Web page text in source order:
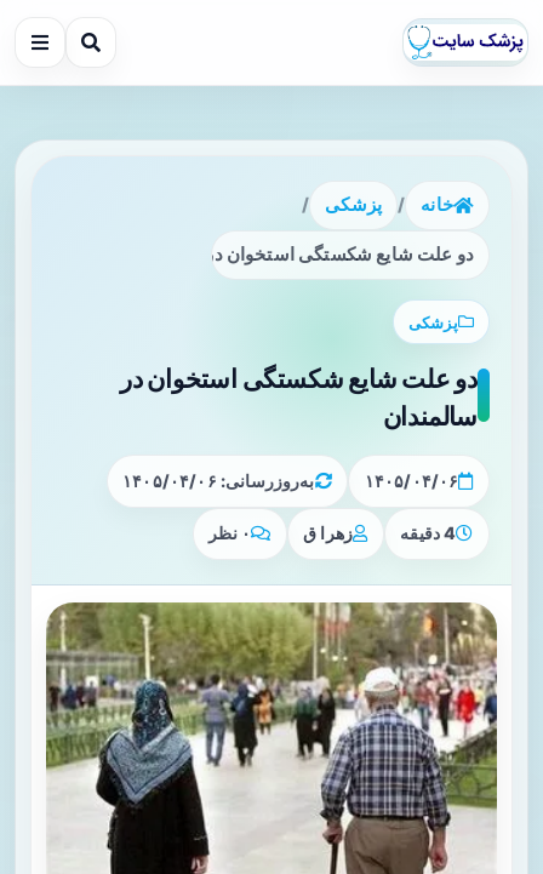
خانه / پزشکی /
دو علت شایع شکستگی استخوان در سالمندان
پزشکی
دو علت شایع شکستگی استخوان در
سالمندان
۱۴۰۵/۰۴/۰۶ به‌روزرسانی: ۱۴۰۵/۰۴/۰۶
4 دقیقه زهرا ق ۰ نظر